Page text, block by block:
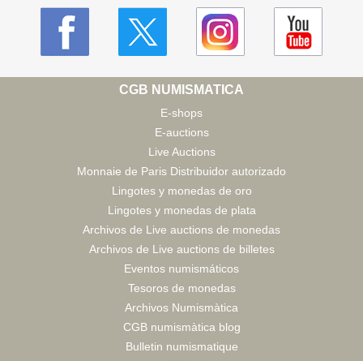
CGB NUMISMATICA
E-shops
E-auctions
Live Auctions
Monnaie de Paris Distribuidor autorizado
Lingotes y monedas de oro
Lingotes y monedas de plata
Archivos de Live auctions de monedas
Archivos de Live auctions de billetes
Eventos numismáticos
Tesoros de monedas
Archivos Numismàtica
CGB numismàtica blog
Bulletin numismatique